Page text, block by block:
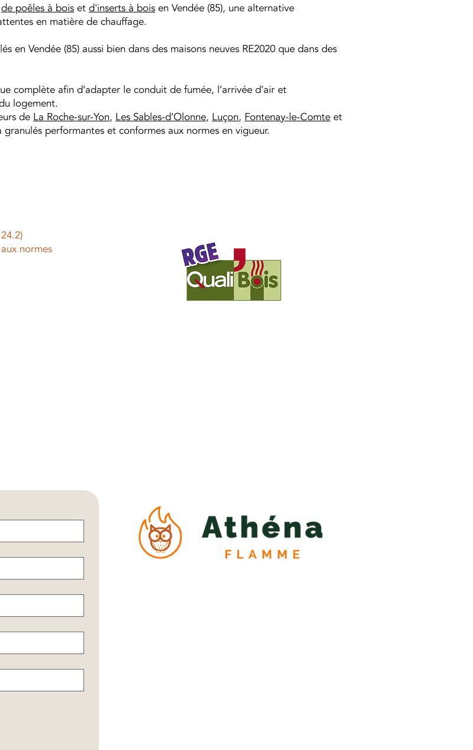
de poêles à bois et d'inserts à bois en Vendée (85), une alternative
en matière de chauffage.
en Vendée (85) aussi bien dans des maisons neuves RE2020 que dans des
complète afin d’adapter le conduit de fumée, l’arrivée d’air et
logement.
de La Roche-sur-Yon, Les Sables-d’Olonne, Luçon, Fontenay-le-Comte et
performantes et conformes aux normes en vigueur.
normes